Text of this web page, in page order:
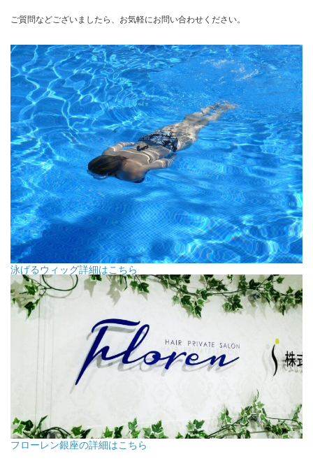
ご質問などございましたら、お気軽にお問い合わせください。
泳げるウィッグ詳細はこちら
フローレン銀座の詳細はこちら